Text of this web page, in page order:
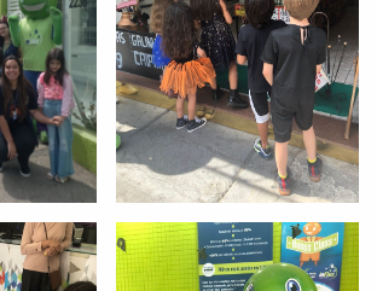
com seus dados abaixo e
te colocar em contato
com a: